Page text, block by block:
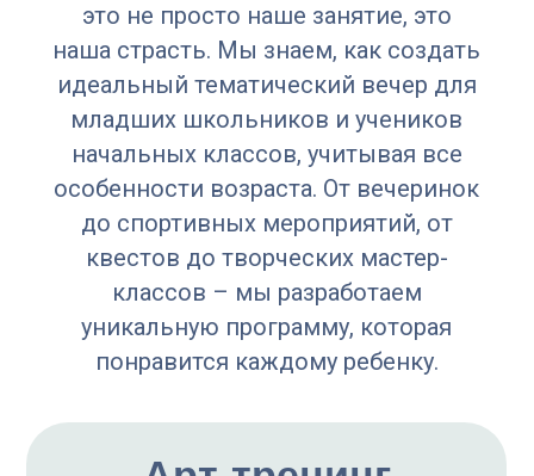
это не просто наше занятие, это
наша страсть. Мы знаем, как создать
идеальный тематический вечер для
младших школьников и учеников
начальных классов, учитывая все
особенности возраста. От вечеринок
до спортивных мероприятий, от
квестов до творческих мастер-
классов – мы разработаем
уникальную программу, которая
понравится каждому ребенку.
650 рублей
для группы от 20 человек,
750р. для групп от 10 -19 чел.
1100 рублей/
чел
для группы от 20-30 человек,
Мастер-класс Роспись
шопперов акрилом
1,5 часа